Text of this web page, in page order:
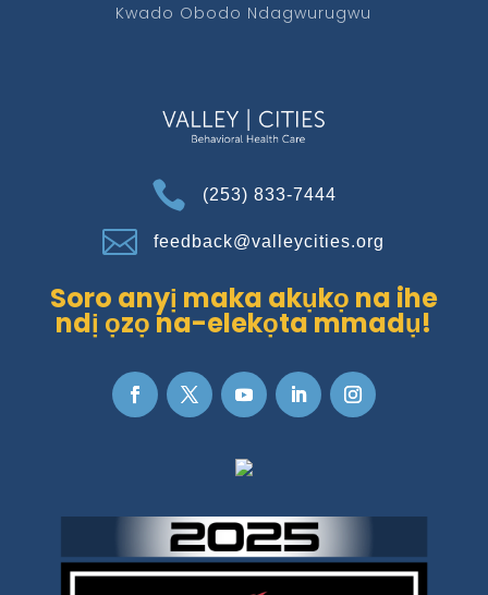
Kwado Obodo Ndagwurugwu
 (253) 833-7444
 feedback@valleycities.org
Soro anyị maka akụkọ na ihe
ndị ọzọ na-elekọta mmadụ!